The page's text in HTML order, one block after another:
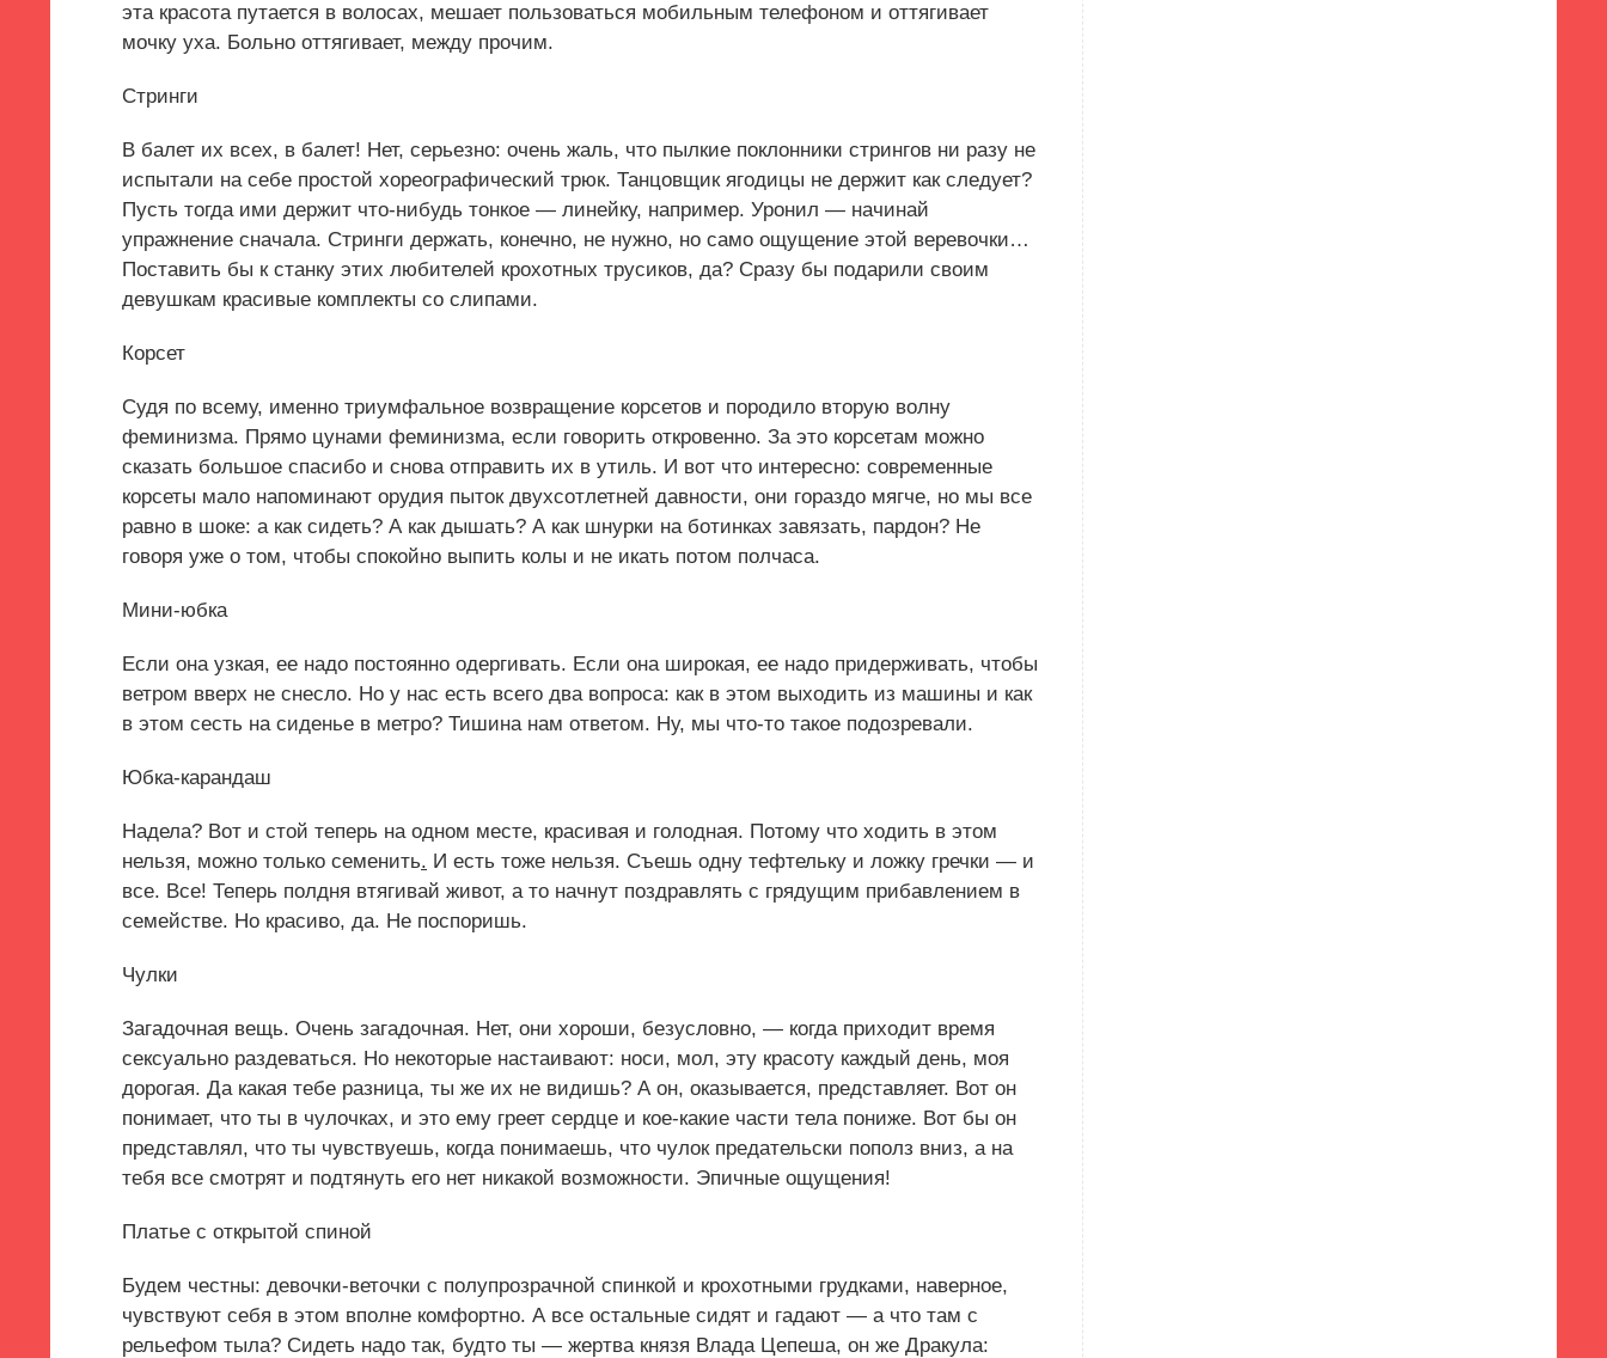
эта красота путается в волосах, мешает пользоваться мобильным телефоном и оттягивает
мочку уха. Больно оттягивает, между прочим.
Стринги
В балет их всех, в балет! Нет, серьезно: очень жаль, что пылкие поклонники стрингов ни разу не
испытали на себе простой хореографический трюк. Танцовщик ягодицы не держит как следует?
Пусть тогда ими держит что-нибудь тонкое — линейку, например. Уронил — начинай
упражнение сначала. Стринги держать, конечно, не нужно, но само ощущение этой веревочки…
Поставить бы к станку этих любителей крохотных трусиков, да? Сразу бы подарили своим
девушкам красивые комплекты со слипами.
Корсет
Судя по всему, именно триумфальное возвращение корсетов и породило вторую волну
феминизма. Прямо цунами феминизма, если говорить откровенно. За это корсетам можно
сказать большое спасибо и снова отправить их в утиль. И вот что интересно: современные
корсеты мало напоминают орудия пыток двухсотлетней давности, они гораздо мягче, но мы все
равно в шоке: а как сидеть? А как дышать? А как шнурки на ботинках завязать, пардон? Не
говоря уже о том, чтобы спокойно выпить колы и не икать потом полчаса.
Мини-юбка
Если она узкая, ее надо постоянно одергивать. Если она широкая, ее надо придерживать, чтобы
ветром вверх не снесло. Но у нас есть всего два вопроса: как в этом выходить из машины и как
в этом сесть на сиденье в метро? Тишина нам ответом. Ну, мы что-то такое подозревали.
Юбка-карандаш
Надела? Вот и стой теперь на одном месте, красивая и голодная. Потому что ходить в этом
нельзя, можно только семенить. И есть тоже нельзя. Съешь одну тефтельку и ложку гречки — и
все. Все! Теперь полдня втягивай живот, а то начнут поздравлять с грядущим прибавлением в
семействе. Но красиво, да. Не поспоришь.
Чулки
Загадочная вещь. Очень загадочная. Нет, они хороши, безусловно, — когда приходит время
сексуально раздеваться. Но некоторые настаивают: носи, мол, эту красоту каждый день, моя
дорогая. Да какая тебе разница, ты же их не видишь? А он, оказывается, представляет. Вот он
понимает, что ты в чулочках, и это ему греет сердце и кое-какие части тела пониже. Вот бы он
представлял, что ты чувствуешь, когда понимаешь, что чулок предательски пополз вниз, а на
тебя все смотрят и подтянуть его нет никакой возможности. Эпичные ощущения!
Платье с открытой спиной
Будем честны: девочки-веточки с полупрозрачной спинкой и крохотными грудками, наверное,
чувствуют себя в этом вполне комфортно. А все остальные сидят и гадают — а что там с
рельефом тыла? Сидеть надо так, будто ты — жертва князя Влада Цепеша, он же Дракула: